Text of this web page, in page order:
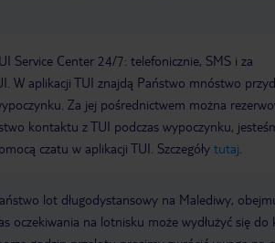
Service Center 24/7: telefonicznie, SMS i za
W aplikacji TUI znajdą Państwo mnóstwo
Za jej pośrednictwem można
kontaktu z TUI podczas wypoczynku,
czatu w aplikacji TUI. Szczegóły tutaj
lot długodystansowy na Malediwy,
oczekiwania na lotnisku może wydłużyć się do